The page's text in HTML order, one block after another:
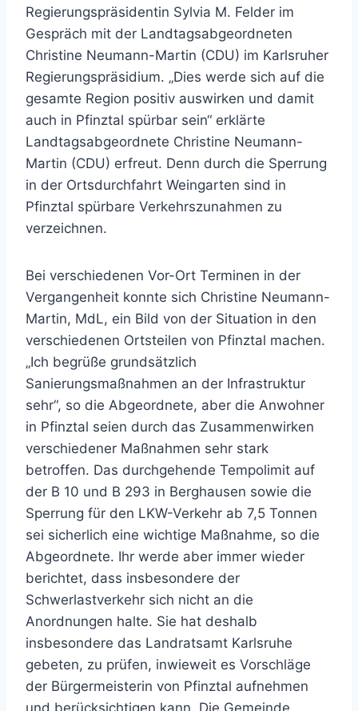
Regierungspräsidentin Sylvia M. Felder im
Gespräch mit der Landtagsabgeordneten
Christine Neumann-Martin (CDU) im Karlsruher
Regierungspräsidium. „Dies werde sich auf die
gesamte Region positiv auswirken und damit
auch in Pfinztal spürbar sein“ erklärte
Landtagsabgeordnete Christine Neumann-
Martin (CDU) erfreut. Denn durch die Sperrung
in der Ortsdurchfahrt Weingarten sind in
Pfinztal spürbare Verkehrszunahmen zu
verzeichnen.
Bei verschiedenen Vor-Ort Terminen in der
Vergangenheit konnte sich Christine Neumann-
Martin, MdL, ein Bild von der Situation in den
verschiedenen Ortsteilen von Pfinztal machen.
„Ich begrüße grundsätzlich
Sanierungsmaßnahmen an der Infrastruktur
sehr“, so die Abgeordnete, aber die Anwohner
in Pfinztal seien durch das Zusammenwirken
verschiedener Maßnahmen sehr stark
betroffen. Das durchgehende Tempolimit auf
der B 10 und B 293 in Berghausen sowie die
Sperrung für den LKW-Verkehr ab 7,5 Tonnen
sei sicherlich eine wichtige Maßnahme, so die
Abgeordnete. Ihr werde aber immer wieder
berichtet, dass insbesondere der
Schwerlastverkehr sich nicht an die
Anordnungen halte. Sie hat deshalb
insbesondere das Landratsamt Karlsruhe
gebeten, zu prüfen, inwieweit es Vorschläge
der Bürgermeisterin von Pfinztal aufnehmen